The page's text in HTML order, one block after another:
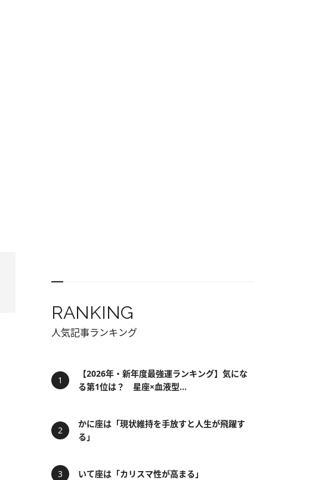
RANKING
人気記事ランキング
【2026年・新年度最強運ランキング】気にな
る第1位は？ 星座×血液型...
かに座は「現状維持を手放すと人生が飛躍す
る」
いて座は「カリスマ性が高まる」